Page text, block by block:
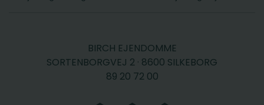
BIRCH EJENDOMME
SORTENBORGVEJ 2 · 8600 SILKEBORG
89 20 72 00